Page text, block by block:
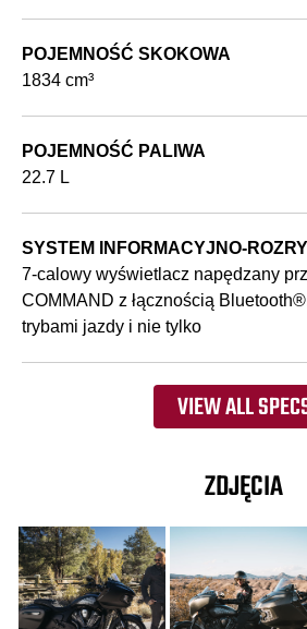
POJEMNOŚĆ SKOKOWA
1834 cm³
POJEMNOŚĆ PALIWA
22.7 L
SYSTEM INFORMACYJNO-
7-calowy wyświetlacz napędzany
COMMAND z łącznością
trybami jazdy i nie tylko
VIEW ALL
ZDJĘCIA